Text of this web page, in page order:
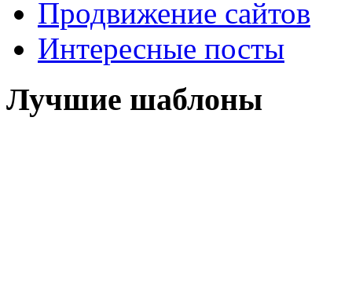
Продвижение сайтов
Интересные посты
Лучшие шаблоны